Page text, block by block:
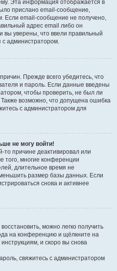
Эта информация отображается в
прислано email-сообщение,
Если email-сообщение не получено,
адрес email либо он
вы уверены, что ввели правильный
с администратором.
Прежде всего убедитесь, что
и пароль. Если данные введены
чтобы проверить, не был ли
возможно, что допущена ошибка
с администратором для
не могу войти!
то причине деактивировал или
того, многие конференции
длительное время не
размер базы данных. Если
снова и активнее
можно легко получить
на конференцию и щёлкните на
и скоро вы снова
свяжитесь с администратором